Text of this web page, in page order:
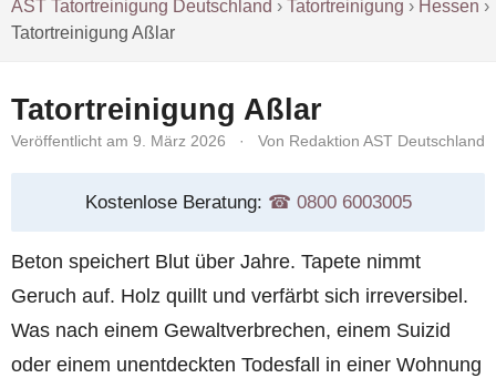
AST Tatortreinigung Deutschland ›Tatortreinigung › Hessen ›
Tatortreinigung Aßlar
Tatortreinigung Aßlar
Veröffentlicht am 9. März 2026 · Von Redaktion AST Deutschland
Kostenlose Beratung: ☎︎ 0800 6003005
Beton speichert Blut über Jahre. Tapete nimmt
Geruch auf. Holz quillt und verfärbt sich irreversibel.
Was nach einem Gewaltverbrechen, einem Suizid
oder einem unentdeckten Todesfall in einer Wohnung